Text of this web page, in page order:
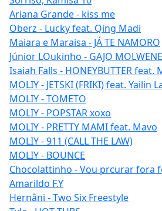
Ariana Grande - kiss me
Oberz - Lucky feat. Qing Madi
Maiara e Maraisa - JÁ TE NAMORO
Júnior LOukinho - GAJO MOLWENE
Isaiah Falls - HONEYBUTTER feat.
MOLIY - JETSKI (FRIKI) feat. Yailin
MOLIY - TOMETO
MOLIY - POPSTAR xoxo
MOLIY - PRETTY MAMI feat. Mavo
MOLIY - 911 (CALL THE LAW)
MOLIY - BOUNCE
Chocolattinho - Vou prcurar fora
Amarildo F.Y
Hernâni - Two Six Freestyle